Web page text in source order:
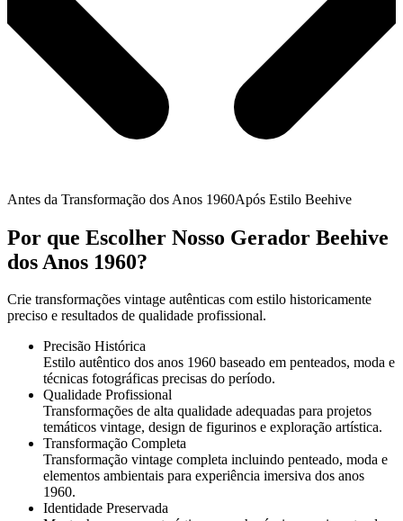
Antes da Transformação dos Anos 1960Após Estilo Beehive
Por que Escolher Nosso Gerador Beehive
dos Anos 1960?
Crie transformações vintage autênticas com estilo historicamente
preciso e resultados de qualidade profissional.
Precisão Histórica
Estilo autêntico dos anos 1960 baseado em penteados, moda e
técnicas fotográficas precisas do período.
Qualidade Profissional
Transformações de alta qualidade adequadas para projetos
temáticos vintage, design de figurinos e exploração artística.
Transformação Completa
Transformação vintage completa incluindo penteado, moda e
elementos ambientais para experiência imersiva dos anos
1960.
Identidade Preservada